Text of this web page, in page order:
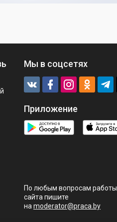
Мы в соцсетях
Приложение
По любым вопросам работы
сайта пишите
на moderator@praca.by